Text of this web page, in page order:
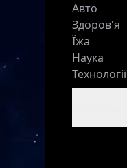
Авто
Здоров'я
Їжа
Наука
Технології